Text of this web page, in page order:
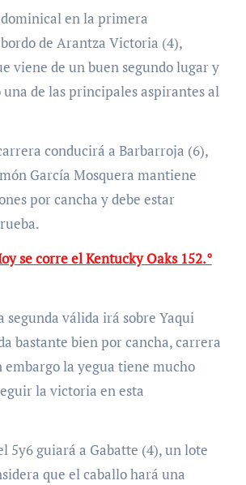
en la primera
de Arantza Victoria (4),
viene de un buen segundo lugar y
de las principales aspirantes al
conducirá a Barbarroja (6),
García Mosquera mantiene
por cancha y debe estar
se corre el Kentucky Oaks 152.°
segunda válida irá sobre Yaqui
bastante bien por cancha, carrera
la yegua tiene mucho
la victoria en esta
5y6 guiará a Gabatte (4), un lote
que el caballo hará una